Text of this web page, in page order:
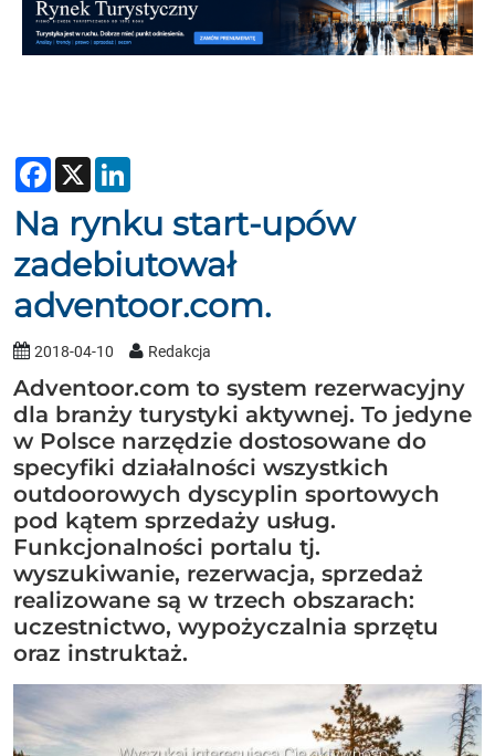
Facebook
X
Na rynku start-upów
zadebiutował
adventoor.com.
2018-04-10 Redakcja
Adventoor.com to system rezerwacyjny
dla branży turystyki aktywnej. To jedyne
w Polsce narzędzie dostosowane do
specyfiki działalności wszystkich
outdoorowych dyscyplin sportowych
pod kątem sprzedaży usług.
Funkcjonalności portalu tj.
wyszukiwanie, rezerwacja, sprzedaż
realizowane są w trzech obszarach:
uczestnictwo, wypożyczalnia sprzętu
oraz instruktaż.